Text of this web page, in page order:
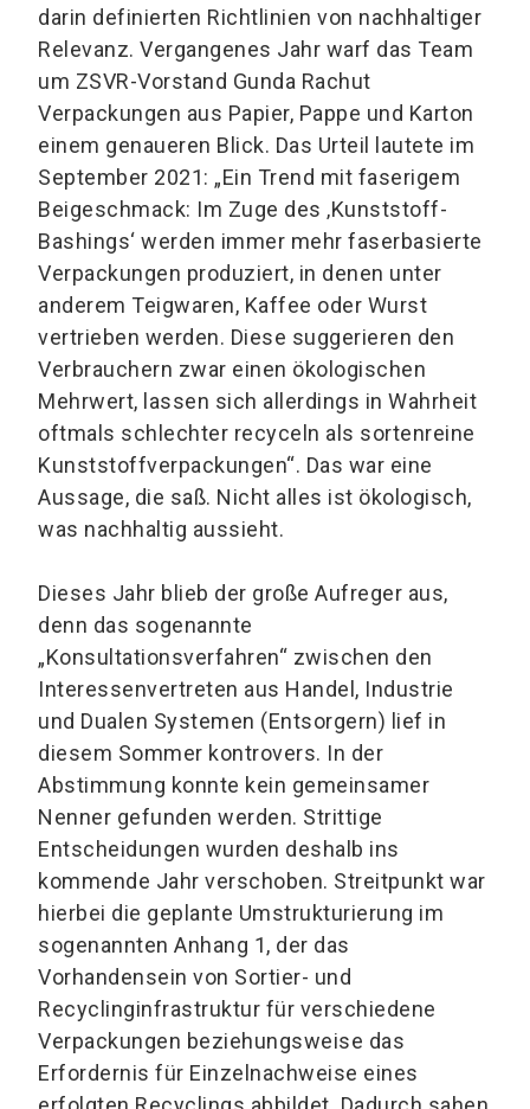
darin definierten Richtlinien von nachhaltiger
Relevanz. Vergangenes Jahr warf das Team
um ZSVR-Vorstand Gunda Rachut
Verpackungen aus Papier, Pappe und Karton
einem genaueren Blick. Das Urteil lautete im
September 2021: „Ein Trend mit faserigem
Beigeschmack: Im Zuge des ‚Kunststoff-
Bashings‘ werden immer mehr faserbasierte
Verpackungen produziert, in denen unter
anderem Teigwaren, Kaffee oder Wurst
vertrieben werden. Diese suggerieren den
Verbrauchern zwar einen ökologischen
Mehrwert, lassen sich allerdings in Wahrheit
oftmals schlechter recyceln als sortenreine
Kunststoffverpackungen“. Das war eine
Aussage, die saß. Nicht alles ist ökologisch,
was nachhaltig aussieht.
Dieses Jahr blieb der große Aufreger aus,
denn das sogenannte
„Konsultationsverfahren“ zwischen den
Interessenvertreten aus Handel, Industrie
und Dualen Systemen (Entsorgern) lief in
diesem Sommer kontrovers. In der
Abstimmung konnte kein gemeinsamer
Nenner gefunden werden. Strittige
Entscheidungen wurden deshalb ins
kommende Jahr verschoben. Streitpunkt war
hierbei die geplante Umstrukturierung im
sogenannten Anhang 1, der das
Vorhandensein von Sortier- und
Recyclinginfrastruktur für verschiedene
Verpackungen beziehungsweise das
Erfordernis für Einzelnachweise eines